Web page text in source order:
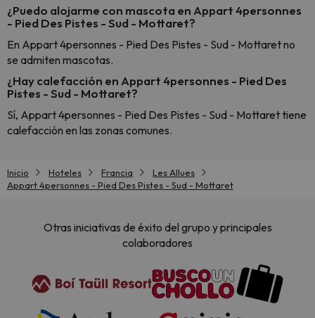
¿Puedo alojarme con mascota en Appart 4personnes
- Pied Des Pistes - Sud - Mottaret?
En Appart 4personnes - Pied Des Pistes - Sud - Mottaret no
se admiten mascotas.
¿Hay calefacción en Appart 4personnes - Pied Des
Pistes - Sud - Mottaret?
Sí, Appart 4personnes - Pied Des Pistes - Sud - Mottaret tiene
calefacción en las zonas comunes.
Inicio Hoteles Francia
Les Allues
Appart 4personnes - Pied Des Pistes - Sud - Mottaret
Otras iniciativas de éxito del grupo y principales
colaboradores